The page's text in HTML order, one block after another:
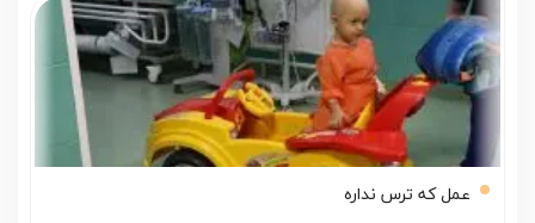
عمل که ترس نداره